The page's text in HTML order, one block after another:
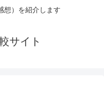
想）を紹介します
サイト